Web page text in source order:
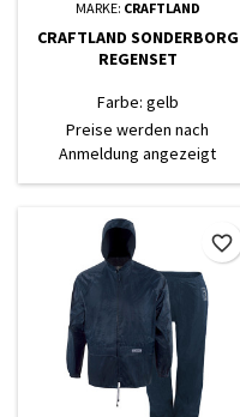
MARKE: CRAFTLAND
CRAFTLAND SONDERBORG
REGENSET
Farbe: gelb
Preise werden nach
Anmeldung angezeigt
favorite_border